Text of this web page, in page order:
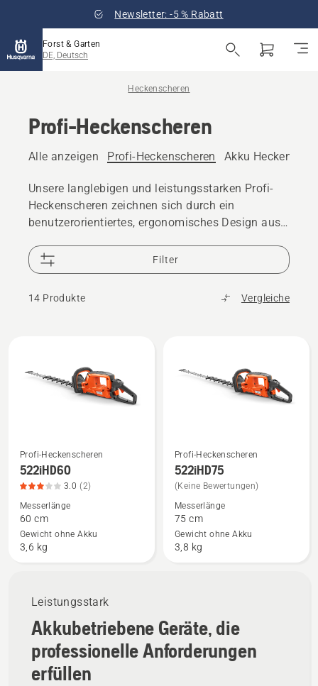
Newsletter: -5 % Rabatt
Forst & Garten
DE, Deutsch
Heckenscheren
Profi-Heckenscheren
Alle anzeigen Profi-Heckenscheren Akku
Unsere langlebigen und leistungsstarken Profi-
Heckenscheren zeichnen sich durch ein
benutzerorientiertes, ergonomisches Design aus,
Effizienz sorgt. Finden und kaufen Sie eine neue
Profi-Akku- und Elektro- oder Benzin-
Heckenschere.
Filter
14 Produkte Vergleiche
Leistungsstark
Akkubetriebene Geräte, die
professionelle Anforderungen
erfüllen
Mehr
Details
zu
522iHD60
anzeigen,
Produktbewertung
Profi-Heckenscheren
522iHD60
3.0 (2)
Messerlänge
60 cm
Gewicht ohne Akku
3,6 kg
Mehr
Details
zu
522iHD75
anzeigen
Profi-Heckenscheren
522iHD75
(Keine Bewertungen)
Messerlänge
75 cm
Gewicht ohne Akku
3,8 kg